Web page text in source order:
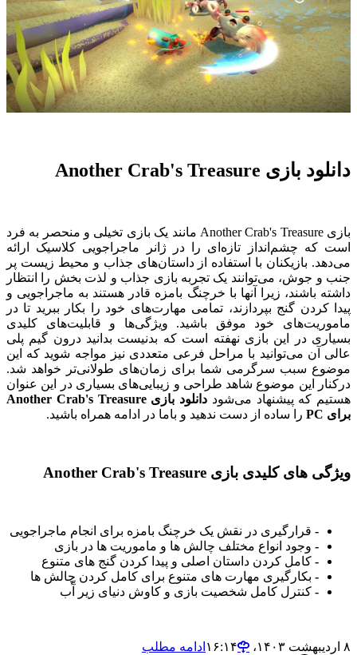
دانلود بازی Another Crab's Treasure
بازی Another Crab's Treasure مانند یک بازی تخیلی و منحصر به فرد
است که چشم‌انداز تازه‌ای را در ژانر ماجراجویی کلاسیک ارائه
می‌دهد. بازیکنان با استفاده از داستان‌های جذاب و محیط زیست پر
جنب و جوش، می‌توانند یک تجربه بازی جذاب و لذت بخش را انتظار
داشته باشند، زیرا آنها با خرچنگ بامزه قادر هستند به ماجراجویی و
پیدا کردن گنج بپردازند، تمامی مهارت‌های خود را بکار ببرید تا در
ماموریت‌های خود موفق باشید. ویژگی‌ها و قابلیت‌های کلیدی
بسیاری در این بازی نهفته است که بدنیست بدانید درون گیم پلی
عالی آن می‌توانید با مراحل فرعی متعددی نیز مواجه شوید که این
موضوع سبب سرگرمی شما برای زمان‌های طولانی‌تر خواهد شد.
درکنار این موضوع شاهد طراحی و زیبایی‌های بسیاری در این عنوان
هستیم که پیشنهاد می‌شود
دانلود بازی Another Crab's Treasure
برای PC
را ساده از دست ندهید و باما در ادامه همراه باشید.
ویژگی های کلیدی بازی Another Crab's Treasure
- قرارگیری در نقش یک خرچنگ بامزه برای انجام ماجراجویی
- وجود انواع مختلف چالش ها و ماموریت ها در بازی
- کامل کردن داستان اصلی و پیدا کردن گنج های متنوع
- بکارگیری مهارت های متنوع برای کامل کردن چالش ها
- کنترل کامل شخصیت بازی و کاوش دنیای زیر آّب
۸ اردیبهشت ۱۴۰۳،‏ ۱۶:۱۴
ادامه مطلب